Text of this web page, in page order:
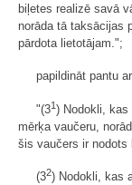
biļetes realizē savā
norāda tā taksācijas
pārdota lietotājam.";
papildināt pantu
"(31) Nodokli, kas
mērķa vaučeru,
šis vaučers ir nodots
(32) Nodokli, kas